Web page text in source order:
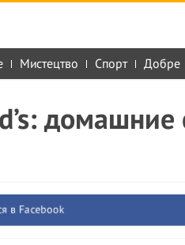
Мистецтво Спорт Добре
в Facebook